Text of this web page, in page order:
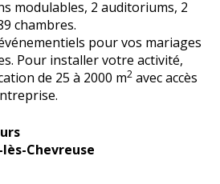
modulables, 2 auditoriums, 2
chambres.
pour vos mariages
Pour installer votre activité,
de 25 à 2000 m2 avec accès
Chevreuse